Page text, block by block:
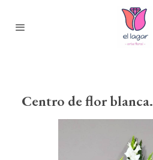
Centro de flor blanca.